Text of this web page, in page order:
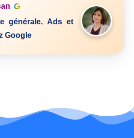
générale, Ads et
Google